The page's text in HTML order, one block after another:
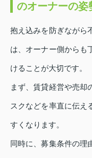
のオーナーの姿
抱え込みを防ぎながら
は、オーナー側からも
けることが大切です。
まず、賃貸経営や売却
スクなどを率直に伝え
すくなります。
同時に、募集条件の理